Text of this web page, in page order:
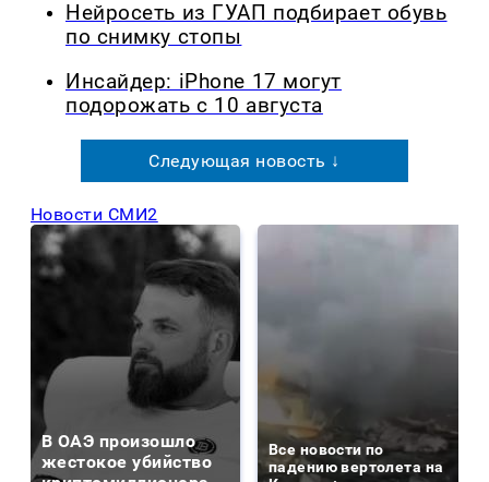
Нейросеть из ГУАП подбирает обувь
по снимку стопы
Инсайдер: iPhone 17 могут
подорожать с 10 августа
Следующая новость ↓
Новости СМИ2
В ОАЭ произошло
жестокое убийство
Все новости по
падению вертолета на